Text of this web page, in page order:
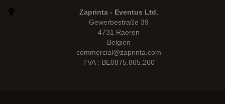
Zaprinta - Eventus Ltd.
Gewerbestraße 39
4731 Raeren
Belgien
commercial@zaprinta.com
TVA : BE0875.865.260